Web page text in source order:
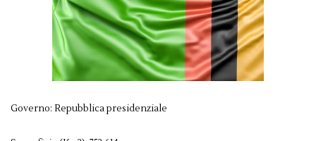
Governo: Repubblica presidenziale